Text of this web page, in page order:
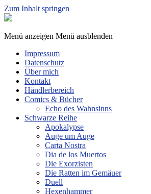
Zum Inhalt springen
Sphinx
Menü anzeigen Menü ausblenden
Impressum
Datenschutz
Über mich
Kontakt
Händlerbereich
Comics & Bücher
Echo des Wahnsinns
Schwarze Reihe
Apokalypse
Auge um Auge
Carta Nostra
Dia de los Muertos
Die Exorzisten
Die Ratten im Gemäuer
Duell
Hexenhammer